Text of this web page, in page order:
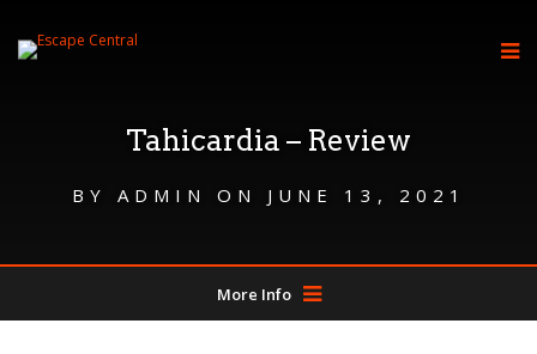
Tahicardia – Review
BY ADMIN ON JUNE 13, 2021
More Info